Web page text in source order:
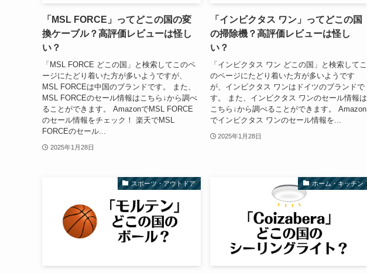
「MSL FORCE」ってどこの国の変
換ケーブル？高評価レビューは怪し
い？
「MSL FORCE どこの国」と検索してこのペ
ージにたどり着いた方が多いようですが、
MSL FORCEは中国のブランドです。 また、
MSL FORCEのセール情報はこちら↓から調べ
ることができます。 AmazonでMSL FORCE
のセール情報をチェック！ 楽天でMSL
FORCEのセール...
2025年1月28日
「インビクタス ワン」ってどこの国
の掃除機？高評価レビューは怪し
い？
「インビクタス ワン どこの国」と検索してこ
のページにたどり着いた方が多いようです
が、インビクタス ワンはドイツのブランドで
す。 また、インビクタス ワンのセール情報は
こちら↓から調べることができます。 Amazon
でインビクタス ワンのセール情報を...
2025年1月28日
スポーツ・アウトドア ホーム・キッチン